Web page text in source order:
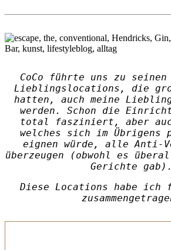
CoCo führte uns zu
Lieblingslocations, die
hatten, auch meine
werden. Schon die
total fasziniert, aber
welches sich im Übrigens
eignen würde, alle Anti-
überzeugen (obwohl es
Gerichte gab).
Diese Locations habe ich